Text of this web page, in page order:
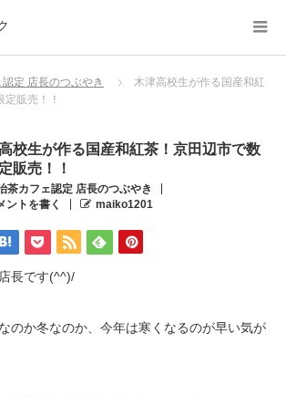
定 店長のつぶやき
木津高校生が作る国産和紅
販売！！
校生が作る国産和紅茶！京田辺市で数
販売！！
茶カフェ認定 店長のつぶやき
ントを書く
maiko1201
長です(^^)/
のか冬なのか、今年は寒くなるのが早い気が